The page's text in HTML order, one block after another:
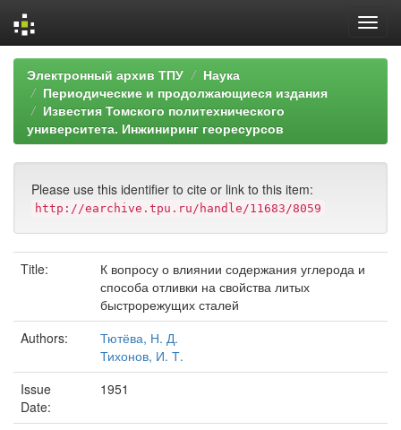
Skip
navigation
Электронный архив ТПУ
Наука
Периодические и продолжающиеся издания
Известия Томского политехнического
университета. Инжиниринг георесурсов
Please use this identifier to cite or link to this item:
http://earchive.tpu.ru/handle/11683/8059
Title:
К вопросу о влиянии содержания углерода и
способа отливки на свойства литых
быстрорежущих сталей
Authors:
Тютёва, Н. Д.
Тихонов, И. Т.
Issue
Date:
1951